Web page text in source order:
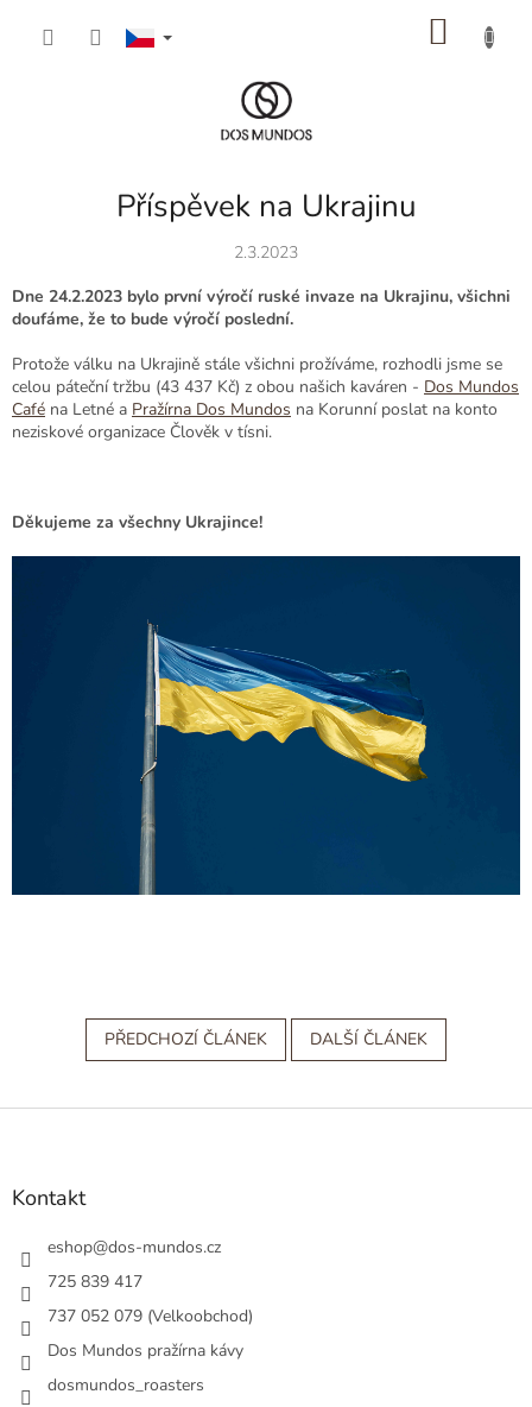
Příspěvek na Ukrajinu
2.3.2023
Dne 24.2.2023 bylo první výročí ruské invaze na Ukrajinu, všichni
doufáme, že to bude výročí poslední.
Protože válku na Ukrajině stále všichni prožíváme, rozhodli jsme se
celou páteční tržbu (43 437 Kč) z obou našich kaváren - Dos Mundos
Café na Letné a Pražírna Dos Mundos na Korunní poslat na konto
neziskové organizace Člověk v tísni.
Děkujeme za všechny Ukrajince!
PŘEDCHOZÍ ČLÁNEK DALŠÍ ČLÁNEK
Z
Kontakt
eshop@dos-mundos.cz
725 839 417
737 052 079 (Velkoobchod)
Dos Mundos pražírna kávy
dosmundos_roasters